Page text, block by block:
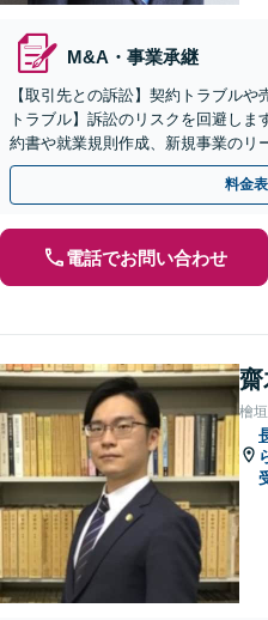
M&A・事業承継
【取引先との訴訟】契約トラブル
トラブル】訴訟のリスクを回避し
約書や就業規則作成、新規事業のリ
い。単発のご依頼OK。
料金
電話でお問い合わせ
齋
檜